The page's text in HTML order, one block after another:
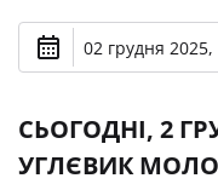
02 грудня
СЬОГОДНІ, 2
УГЛЄВИК